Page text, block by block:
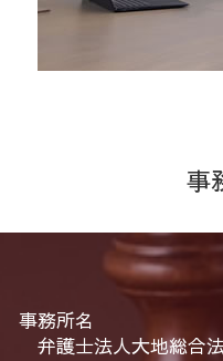
事
事務所名
弁護士法人大地総合